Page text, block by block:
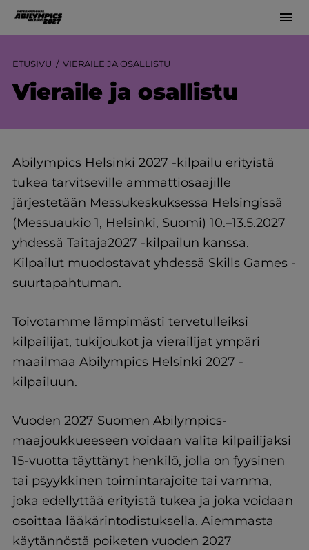
ETUSIVU VIERAILE JA OSALLISTU
Vieraile ja osallistu
Abilympics Helsinki 2027 -kilpailu erityistä
tukea tarvitseville ammattiosaajille
järjestetään Messukeskuksessa Helsingissä
(Messuaukio 1, Helsinki, Suomi) 10.–13.5.2027
yhdessä Taitaja2027 -kilpailun kanssa.
Kilpailut muodostavat yhdessä Skills Games -
suurtapahtuman.
Toivotamme lämpimästi tervetulleiksi
kilpailijat, tukijoukot ja vierailijat ympäri
maailmaa Abilympics Helsinki 2027 -
kilpailuun.
Vuoden 2027 Suomen Abilympics-
maajoukkueeseen voidaan valita kilpailijaksi
15-vuotta täyttänyt henkilö, jolla on fyysinen
tai psyykkinen toimintarajoite tai vamma,
joka edellyttää erityistä tukea ja joka voidaan
osoittaa lääkärintodistuksella. Aiemmasta
käytännöstä poiketen vuoden 2027